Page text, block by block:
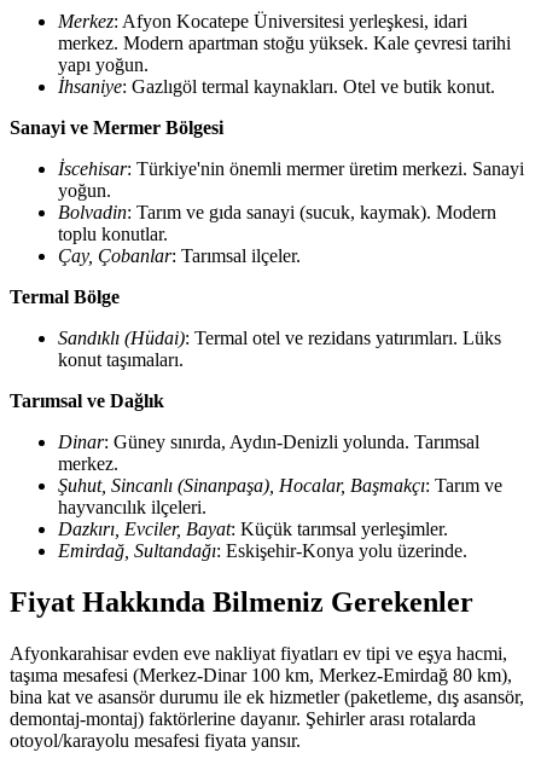
Merkez: Afyon Kocatepe Üniversitesi yerleşkesi, idari
merkez. Modern apartman stoğu yüksek. Kale çevresi tarihi
yapı yoğun.
İhsaniye: Gazlıgöl termal kaynakları. Otel ve butik konut.
Sanayi ve Mermer Bölgesi
İscehisar: Türkiye'nin önemli mermer üretim merkezi. Sanayi
yoğun.
Bolvadin: Tarım ve gıda sanayi (sucuk, kaymak). Modern
toplu konutlar.
Çay, Çobanlar: Tarımsal ilçeler.
Termal Bölge
Sandıklı (Hüdai): Termal otel ve rezidans yatırımları. Lüks
konut taşımaları.
Tarımsal ve Dağlık
Dinar: Güney sınırda, Aydın-Denizli yolunda. Tarımsal
merkez.
Şuhut, Sincanlı (Sinanpaşa), Hocalar, Başmakçı: Tarım ve
hayvancılık ilçeleri.
Dazkırı, Evciler, Bayat: Küçük tarımsal yerleşimler.
Emirdağ, Sultandağı: Eskişehir-Konya yolu üzerinde.
Fiyat Hakkında Bilmeniz Gerekenler
Afyonkarahisar evden eve nakliyat fiyatları ev tipi ve eşya hacmi,
taşıma mesafesi (Merkez-Dinar 100 km, Merkez-Emirdağ 80 km),
bina kat ve asansör durumu ile ek hizmetler (paketleme, dış asansör,
demontaj-montaj) faktörlerine dayanır. Şehirler arası rotalarda
otoyol/karayolu mesafesi fiyata yansır.